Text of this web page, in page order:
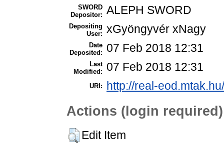
SWORD
Depositor: ALEPH SWORD
Depositing
User: xGyöngyvér xNagy
Date
Deposited:
07 Feb 2018 12:31
Last
Modified:
07 Feb 2018 12:31
URI: http://real-
Actions (login required)
Edit Item